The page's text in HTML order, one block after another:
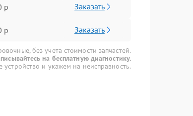
р Заказать
р Заказать
без учета стоимости запчастей.
на бесплатную диагностику.
и укажем на неисправность.